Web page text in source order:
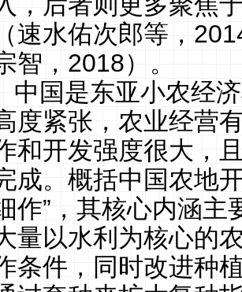
速水佑次郎等，
智，2018）。
中国是东亚小农经
度紧张，农业经营
和开发强度很大，
成。概括中国农地
作”，其核心内涵主
量以水利为核心的
条件，同时改进种